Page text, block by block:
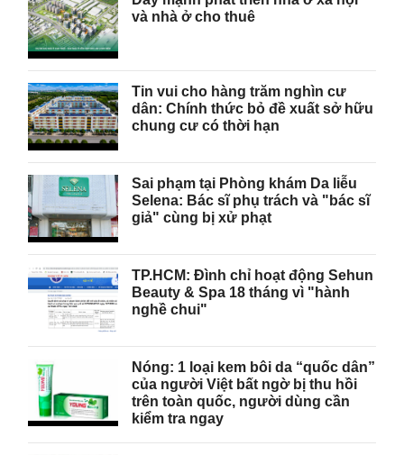
và nhà ở cho thuê
Tin vui cho hàng trăm nghìn cư
dân: Chính thức bỏ đề xuất sở hữu
chung cư có thời hạn
Sai phạm tại Phòng khám Da liễu
Selena: Bác sĩ phụ trách và "bác sĩ
giả" cùng bị xử phạt
TP.HCM: Đình chỉ hoạt động Sehun
Beauty & Spa 18 tháng vì "hành
nghề chui"
Nóng: 1 loại kem bôi da “quốc dân”
của người Việt bất ngờ bị thu hồi
trên toàn quốc, người dùng cần
kiểm tra ngay